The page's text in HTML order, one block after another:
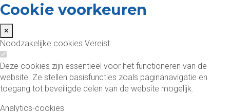
Cookie voorkeuren
×
Noodzakelijke cookies Vereist
Deze cookies zijn essentieel voor het functioneren van de
website. Ze stellen basisfuncties zoals paginanavigatie en
toegang tot beveiligde delen van de website mogelijk.
Analytics-cookies